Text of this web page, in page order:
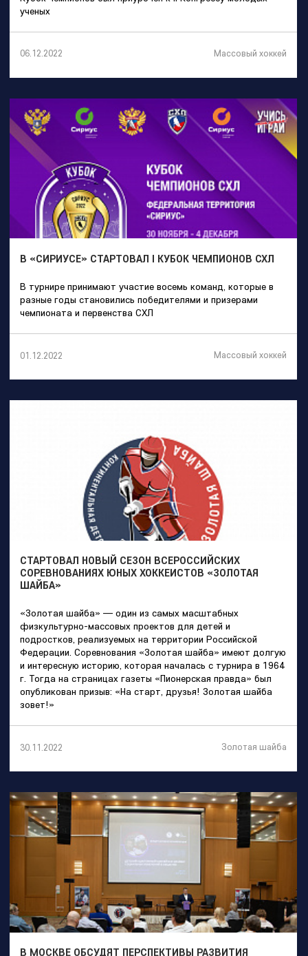
ученых
06.12.2022 Массовый хоккей
В «СИРИУСЕ» СТАРТОВАЛ I КУБОК ЧЕМПИОНОВ СХЛ
В турнире принимают участие восемь команд, которые в
разные годы становились победителями и призерами
чемпионата и первенства СХЛ
01.12.2022 Массовый хоккей
СТАРТОВАЛ НОВЫЙ СЕЗОН ВСЕРОССИЙСКИХ
СОРЕВНОВАНИЯХ ЮНЫХ ХОККЕИСТОВ «ЗОЛОТАЯ
ШАЙБА»
«Золотая шайба» — один из самых масштабных
физкультурно-массовых проектов для детей и
подростков, реализуемых на территории Российской
Федерации. Соревнования «Золотая шайба» имеют долгую
и интересную историю, которая началась с турнира в 1964
г. Тогда на страницах газеты «Пионерская правда» был
опубликован призыв: «На старт, друзья! Золотая шайба
зовет!»
30.11.2022 Золотая шайба
В МОСКВЕ ОБСУДЯТ ПЕРСПЕКТИВЫ РАЗВИТИЯ